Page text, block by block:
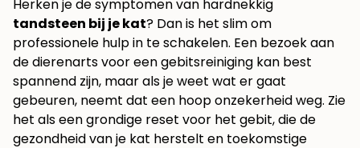
Herken je de symptomen van hardnekkig
tandsteen bij je kat? Dan is het slim om
professionele hulp in te schakelen. Een bezoek aan
de dierenarts voor een gebitsreiniging kan best
spannend zijn, maar als je weet wat er gaat
gebeuren, neemt dat een hoop onzekerheid weg. Zie
het als een grondige reset voor het gebit, die de
gezondheid van je kat herstelt en toekomstige